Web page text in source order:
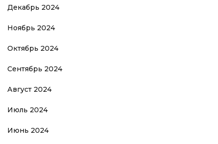
Декабрь 2024
Ноябрь 2024
Октябрь 2024
Сентябрь 2024
Август 2024
Июль 2024
Июнь 2024